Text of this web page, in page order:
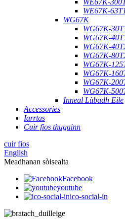
WE67K-
WE67K-
WG67K
WG67K-
WG67K-
WG67K-
WG67K-
WG67K-
WG67K-
WG67K-
WG67K-
Inneal Lùbadh Eile
Accessories
Iarrtas
Cuir fios thugainn
cuir fios
English
Meadhanan sòisealta
Facebook
youtube
ico-social-in